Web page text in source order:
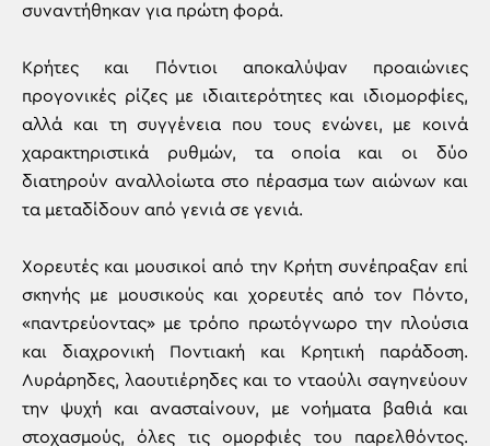
συναντήθηκαν για πρώτη φορά.
Κρήτες και Πόντιοι αποκαλύψαν προαιώνιες
προγονικές ρίζες με ιδιαιτερότητες και ιδιομορφίες,
αλλά και τη συγγένεια που τους ενώνει, με κοινά
χαρακτηριστικά ρυθμών, τα οποία και οι δύο
διατηρούν αναλλοίωτα στο πέρασμα των αιώνων και
τα μεταδίδουν από γενιά σε γενιά.
Χορευτές και μουσικοί από την Κρήτη συνέπραξαν επί
σκηνής με μουσικούς και χορευτές από τον Πόντο,
«παντρεύοντας» με τρόπο πρωτόγνωρο την πλούσια
και διαχρονική Ποντιακή και Κρητική παράδοση.
Λυράρηδες, λαουτιέρηδες και το νταούλι σαγηνεύουν
την ψυχή και ανασταίνουν, με νοήματα βαθιά και
στοχασμούς, όλες τις ομορφιές του παρελθόντος.